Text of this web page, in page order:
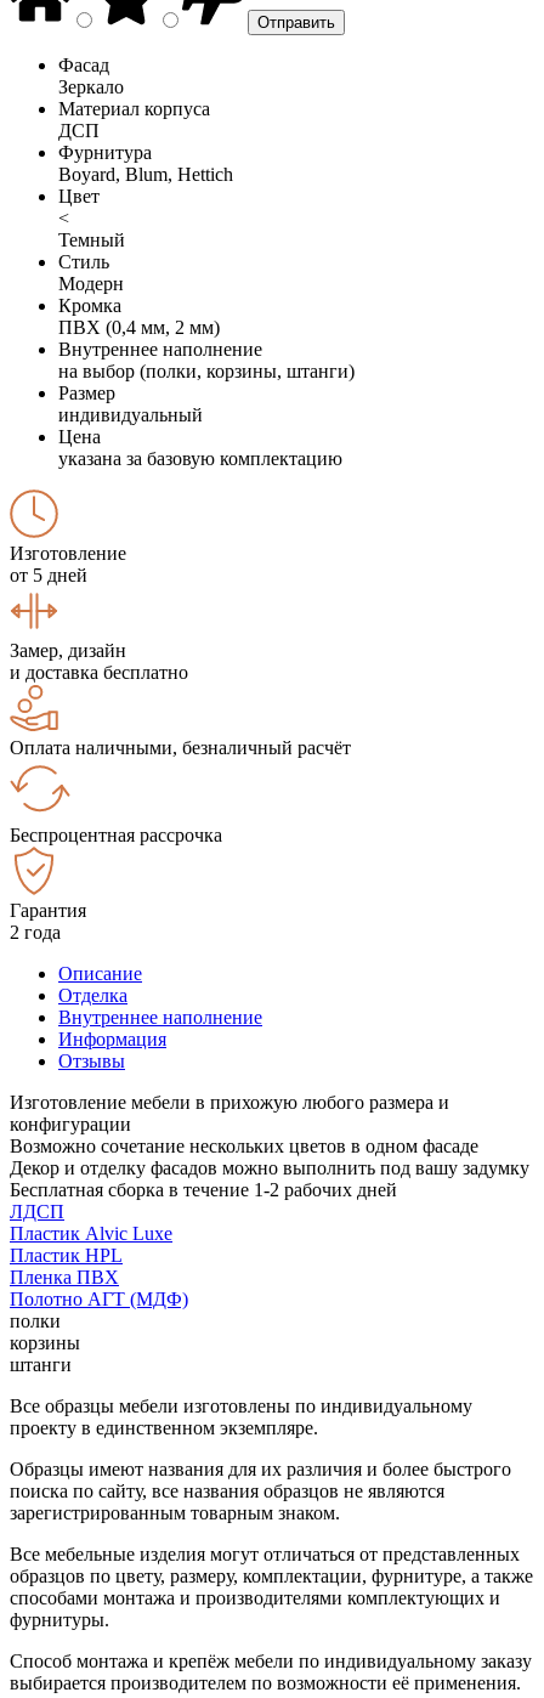
Фасад
Зеркало
Материал корпуса
ДСП
Фурнитура
Boyard, Blum, Hettich
Цвет
<
Темный
Стиль
Модерн
Кромка
ПВХ (0,4 мм, 2 мм)
Внутреннее наполнение
на выбор (полки, корзины, штанги)
Размер
индивидуальный
Цена
указана за базовую комплектацию
Изготовление
от 5 дней
Замер, дизайн
и доставка бесплатно
Оплата наличными, безналичный расчёт
Беспроцентная рассрочка
Гарантия
2 года
Описание
Отделка
Внутреннее наполнение
Информация
Отзывы
Изготовление мебели в прихожую любого размера и
конфигурации
Возможно сочетание нескольких цветов в одном фасаде
Декор и отделку фасадов можно выполнить под вашу задумку
Бесплатная сборка в течение 1-2 рабочих дней
ЛДСП
Пластик Alvic Luxe
Пластик HPL
Пленка ПВХ
Полотно АГТ (МДФ)
полки
корзины
штанги
Все образцы мебели изготовлены по индивидуальному
проекту в единственном экземпляре.
Образцы имеют названия для их различия и более быстрого
поиска по сайту, все названия образцов не являются
зарегистрированным товарным знаком.
Все мебельные изделия могут отличаться от представленных
образцов по цвету, размеру, комплектации, фурнитуре, а также
способами монтажа и производителями комплектующих и
фурнитуры.
Способ монтажа и крепёж мебели по индивидуальному заказу
выбирается производителем по возможности её применения.